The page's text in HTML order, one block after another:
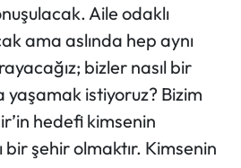
Aile odaklı
ama aslında hep aynı
bizler nasıl bir
istiyoruz? Bizim
hedefi kimsenin
bir şehir olmaktır. Kimsenin